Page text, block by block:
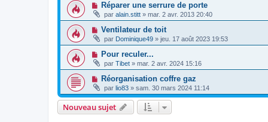
Réparer une serrure de porte
par alain.stitt » mar. 2 avr. 2013 20:40
Ventilateur de toit
par Dominique49 » jeu. 17 août 2023 19:53
Pour reculer...
par Tibet » mar. 2 avr. 2024 15:16
Réorganisation coffre gaz
par lio83 » sam. 30 mars 2024 11:14
Nouveau sujet